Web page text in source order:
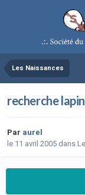
Les Naissances
recherche
Par aurel
le 11 avril 2005 dans